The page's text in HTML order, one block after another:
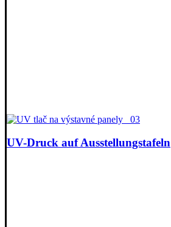
UV-Druck auf Ausstellungstafeln